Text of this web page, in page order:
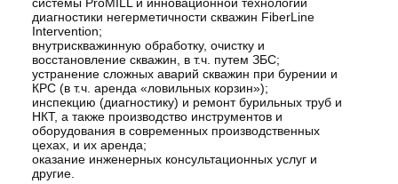
системы ProMILL и инновационной технологии
диагностики негерметичности скважин FiberLine
Intervention;
внутрискважинную обработку, очистку и
восстановление скважин, в т.ч. путем ЗБС;
устранение сложных аварий скважин при бурении и
КРС (в т.ч. аренда «ловильных корзин»);
инспекцию (диагностику) и ремонт бурильных труб и
НКТ, а также производство инструментов и
оборудования в современных производственных
цехах, и их аренда;
оказание инженерных консультационных услуг и
другие.